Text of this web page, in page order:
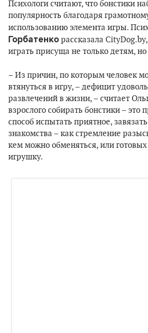
Психологи считают, что бонстики
популярность благодаря
использованию элемента игры.
Горбатенко рассказала
играть присуща не только детям,
– Из причин, по которым человек
втянуться в игру, – дефицит
развлечений в жизни, – считает
взрослого собирать бонстики –
способ испытать приятное,
знакомства – как стремление
кем можно обменяться, или
игрушку.